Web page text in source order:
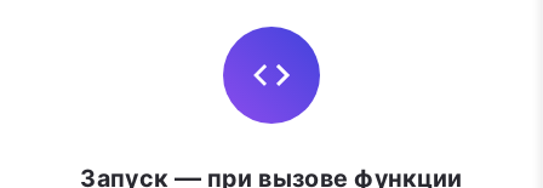
Запуск — при вызове функции